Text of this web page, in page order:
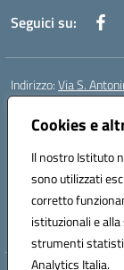
Cookies e
Il nostro Istituto
sono utilizzati
corretto
istituzionali e
strumenti
Analytics Italia.
Seguici su:
Indirizzo:Via S.
Centralino:
Posta elettronica
Codice fiscale:
Codice
Codice Indice delle
Codice unico di